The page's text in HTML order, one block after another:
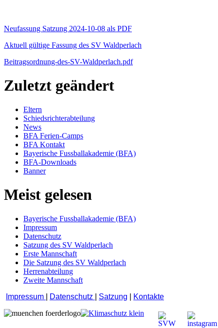
Neufassung Satzung 2024-10-08 als PDF
Aktuell gültige Fassung des SV Waldperlach
Beitragsordnung-des-SV-Waldperlach.pdf
Zuletzt geändert
Eltern
Schiedsrichterabteilung
News
BFA Ferien-Camps
BFA Kontakt
Bayerische Fussballakademie (BFA)
BFA-Downloads
Banner
Meist gelesen
Bayerische Fussballakademie (BFA)
Impressum
Datenschutz
Satzung des SV Waldperlach
Erste Mannschaft
Die Satzung des SV Waldperlach
Herrenabteilung
Zweite Mannschaft
Impressum
Datenschutz Satzung Kontakte